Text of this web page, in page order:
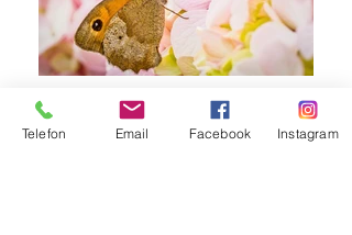
Telefon Email Facebook Instagram